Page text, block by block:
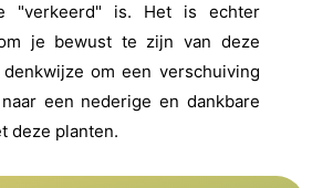
"verkeerd" is. Het is echter
je bewust te zijn van deze
om een verschuiving
een nederige en dankbare
deze planten.